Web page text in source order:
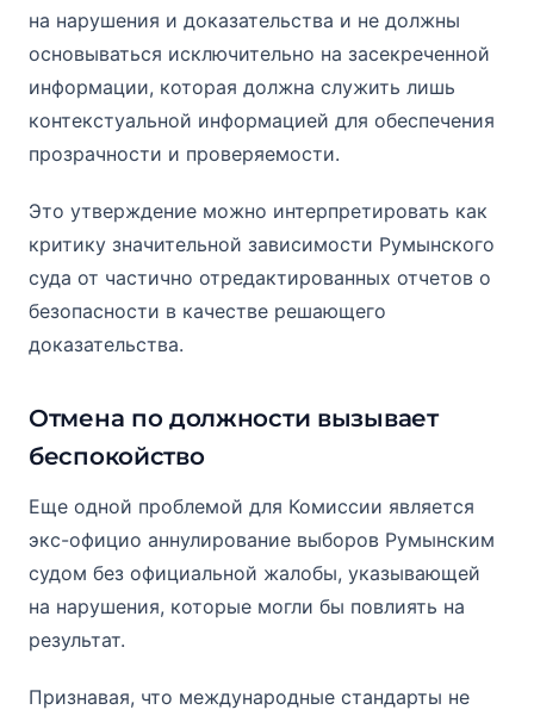
на нарушения и доказательства и не должны
основываться исключительно на засекреченной
информации, которая должна служить лишь
контекстуальной информацией для обеспечения
прозрачности и проверяемости.
Это утверждение можно интерпретировать как
критику значительной зависимости Румынского
суда от частично отредактированных отчетов о
безопасности в качестве решающего
доказательства.
Отмена по должности вызывает
беспокойство
Еще одной проблемой для Комиссии является
экс-официо аннулирование выборов Румынским
судом без официальной жалобы, указывающей
на нарушения, которые могли бы повлиять на
результат.
Признавая, что международные стандарты не